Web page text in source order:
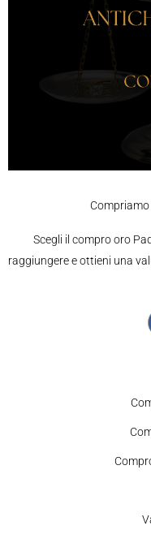
Compriamo
Scegli il compro oro
raggiungere e ottieni una